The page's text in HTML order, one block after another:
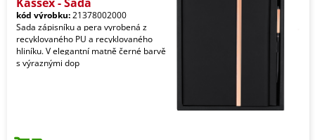
kód výrobku:21378002000
Sada zápisníku a pera vyrobená z
recyklovaného PU a recyklovaného
hliníku. V elegantní matně černé barvě
s výraznými dop